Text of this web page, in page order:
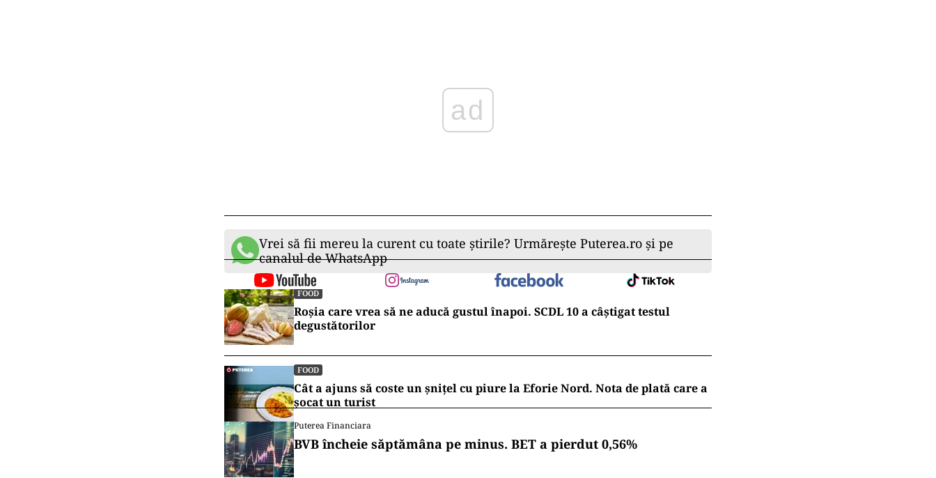
Vrei să fii mereu la curent cu toate știrile? Urmărește Puterea.ro și pe
canalul de WhatsApp
FOOD
Roșia care vrea să ne aducă gustul înapoi. SCDL 10 a câștigat testul
degustătorilor
FOOD
Cât a ajuns să coste un șnițel cu piure la Eforie Nord. Nota de plată care a
șocat un turist
Puterea Financiara
BVB încheie săptămâna pe minus. BET a pierdut 0,56%